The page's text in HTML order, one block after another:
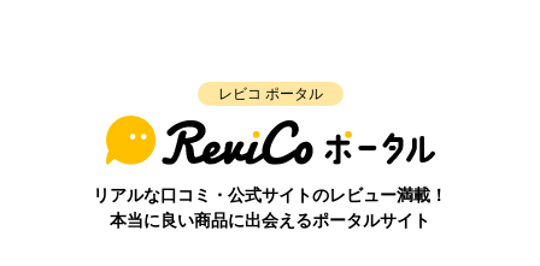
レビコ ポータル
リアルな口コミ・公式サイトのレビュー満載！
本当に良い商品に出会えるポータルサイト